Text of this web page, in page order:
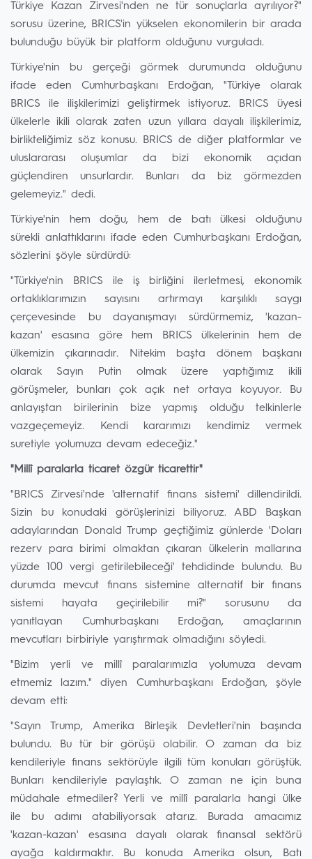
Türkiye Kazan Zirvesi'nden ne tür sonuçlarla ayrılıyor?"
sorusu üzerine, BRICS'in yükselen ekonomilerin bir arada
bulunduğu büyük bir platform olduğunu vurguladı.
Türkiye'nin bu gerçeği görmek durumunda olduğunu
ifade eden Cumhurbaşkanı Erdoğan, "Türkiye olarak
BRICS ile ilişkilerimizi geliştirmek istiyoruz. BRICS üyesi
ülkelerle ikili olarak zaten uzun yıllara dayalı ilişkilerimiz,
birlikteliğimiz söz konusu. BRICS de diğer platformlar ve
uluslararası oluşumlar da bizi ekonomik açıdan
güçlendiren unsurlardır. Bunları da biz görmezden
gelemeyiz." dedi.
Türkiye'nin hem doğu, hem de batı ülkesi olduğunu
sürekli anlattıklarını ifade eden Cumhurbaşkanı Erdoğan,
sözlerini şöyle sürdürdü:
"Türkiye'nin BRICS ile iş birliğini ilerletmesi, ekonomik
ortaklıklarımızın sayısını artırmayı karşılıklı saygı
çerçevesinde bu dayanışmayı sürdürmemiz, 'kazan-
kazan' esasına göre hem BRICS ülkelerinin hem de
ülkemizin çıkarınadır. Nitekim başta dönem başkanı
olarak Sayın Putin olmak üzere yaptığımız ikili
görüşmeler, bunları çok açık net ortaya koyuyor. Bu
anlayıştan birilerinin bize yapmış olduğu telkinlerle
vazgeçemeyiz. Kendi kararımızı kendimiz vermek
suretiyle yolumuza devam edeceğiz."
"Millî paralarla ticaret özgür ticarettir"
"BRICS Zirvesi'nde 'alternatif finans sistemi' dillendirildi.
Sizin bu konudaki görüşlerinizi biliyoruz. ABD Başkan
adaylarından Donald Trump geçtiğimiz günlerde 'Doları
rezerv para birimi olmaktan çıkaran ülkelerin mallarına
yüzde 100 vergi getirilebileceği' tehdidinde bulundu. Bu
durumda mevcut finans sistemine alternatif bir finans
sistemi hayata geçirilebilir mi?" sorusunu da
yanıtlayan Cumhurbaşkanı Erdoğan, amaçlarının
mevcutları birbiriyle yarıştırmak olmadığını söyledi.
"Bizim yerli ve millî paralarımızla yolumuza devam
etmemiz lazım." diyen Cumhurbaşkanı Erdoğan, şöyle
devam etti:
"Sayın Trump, Amerika Birleşik Devletleri'nin başında
bulundu. Bu tür bir görüşü olabilir. O zaman da biz
kendileriyle finans sektörüyle ilgili tüm konuları görüştük.
Bunları kendileriyle paylaştık. O zaman ne için buna
müdahale etmediler? Yerli ve millî paralarla hangi ülke
ile bu adımı atabiliyorsak atarız. Burada amacımız
'kazan-kazan' esasına dayalı olarak finansal sektörü
ayağa kaldırmaktır. Bu konuda Amerika olsun, Batı